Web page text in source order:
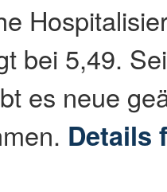
bei 5,49.
es neue
Details